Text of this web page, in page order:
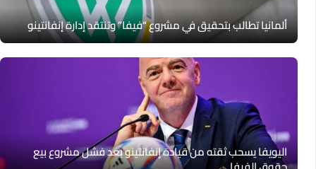
ألمانيا تطالب بتحقيق في مشروع “فيفا” وتنتقد إدارة إنفانتينو
اليويفا يسحب ثقته من قيادة إنفانتينو بعد فشل مشروع بيع